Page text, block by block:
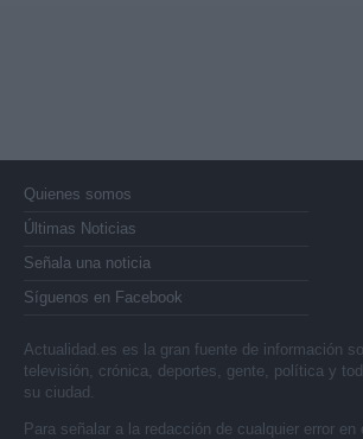
Quienes somos
Últimas Noticias
Señala una noticia
Síguenos en Facebook
Actualidad.es es la gran fuente de información
televisión, crónica, deportes, gente, política y
su ciudad.
Para señalar a la redacción de cualquier error en